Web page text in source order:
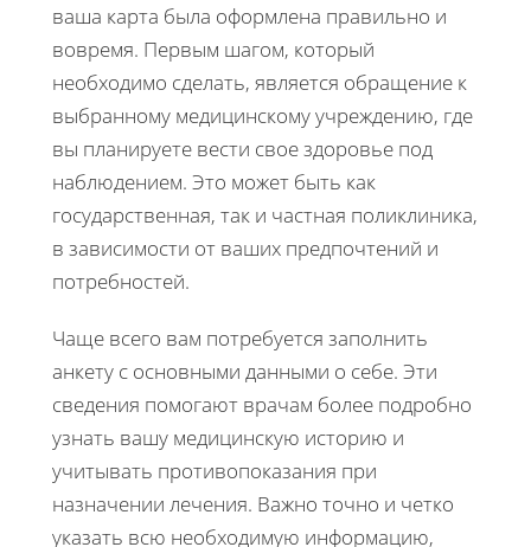
ваша карта была оформлена правильно и
вовремя. Первым шагом, который
необходимо сделать, является обращение к
выбранному медицинскому учреждению, где
вы планируете вести свое здоровье под
наблюдением. Это может быть как
государственная, так и частная поликлиника,
в зависимости от ваших предпочтений и
потребностей.
Чаще всего вам потребуется заполнить
анкету с основными данными о себе. Эти
сведения помогают врачам более подробно
узнать вашу медицинскую историю и
учитывать противопоказания при
назначении лечения. Важно точно и четко
указать всю необходимую информацию,